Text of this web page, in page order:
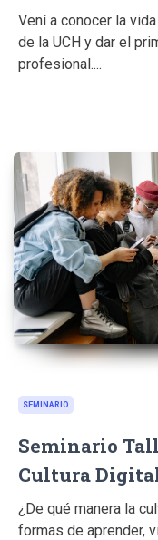
Vení a conocer la
de la UCH y dar el
profesional....
SEMINARIO
Seminario
Cultura
¿De qué manera la
formas de aprender,